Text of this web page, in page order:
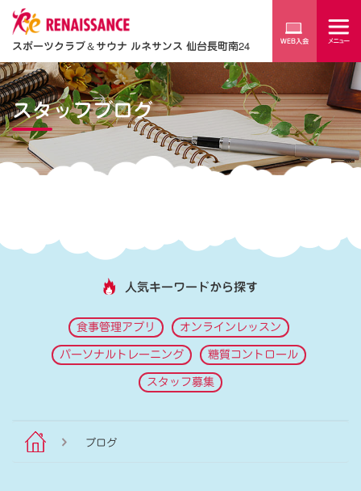
スポーツクラブ＆サウナ ルネサンス 仙台長町南24
スタッフブログ
人気キーワードから探す
食事管理アプリ オンラインレッスン
パーソナルトレーニング 糖質コントロール
スタッフ募集
ブログ